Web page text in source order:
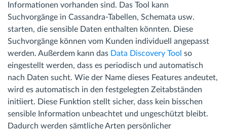
Informationen vorhanden sind. Das Tool kann
Suchvorgänge in Cassandra-Tabellen, Schemata usw.
starten, die sensible Daten enthalten könnten. Diese
Suchvorgänge können vom Kunden individuell angepasst
werden. Außerdem kann das Data Discovery Tool so
eingestellt werden, dass es periodisch und automatisch
nach Daten sucht. Wie der Name dieses Features andeutet,
wird es automatisch in den festgelegten Zeitabständen
initiiert. Diese Funktion stellt sicher, dass kein bisschen
sensible Information unbeachtet und ungeschützt bleibt.
Dadurch werden sämtliche Arten persönlicher